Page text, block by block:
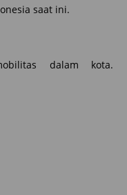
saat ini.
dalam kota.